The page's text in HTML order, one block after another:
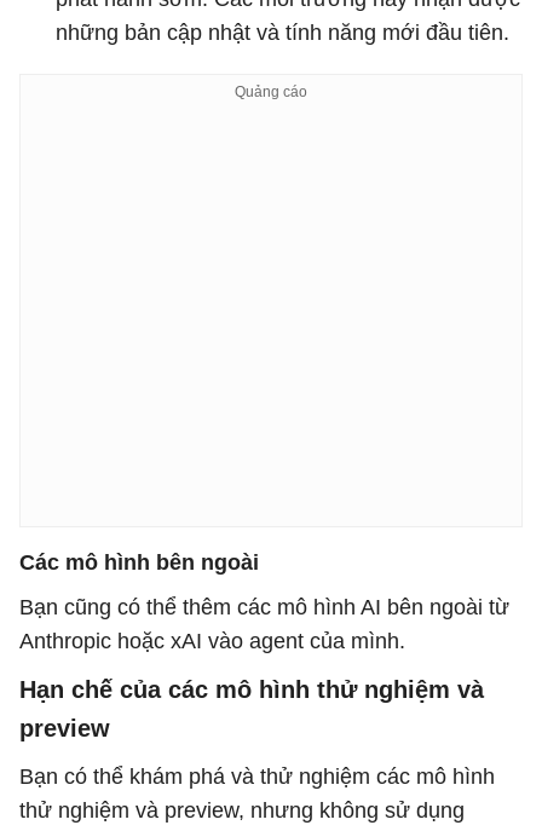
những bản cập nhật và tính năng mới đầu tiên.
Các mô hình bên ngoài
Bạn cũng có thể thêm các mô hình AI bên ngoài từ
Anthropic hoặc xAI vào agent của mình.
Hạn chế của các mô hình thử nghiệm và
preview
Bạn có thể khám phá và thử nghiệm các mô hình
thử nghiệm và preview, nhưng không sử dụng